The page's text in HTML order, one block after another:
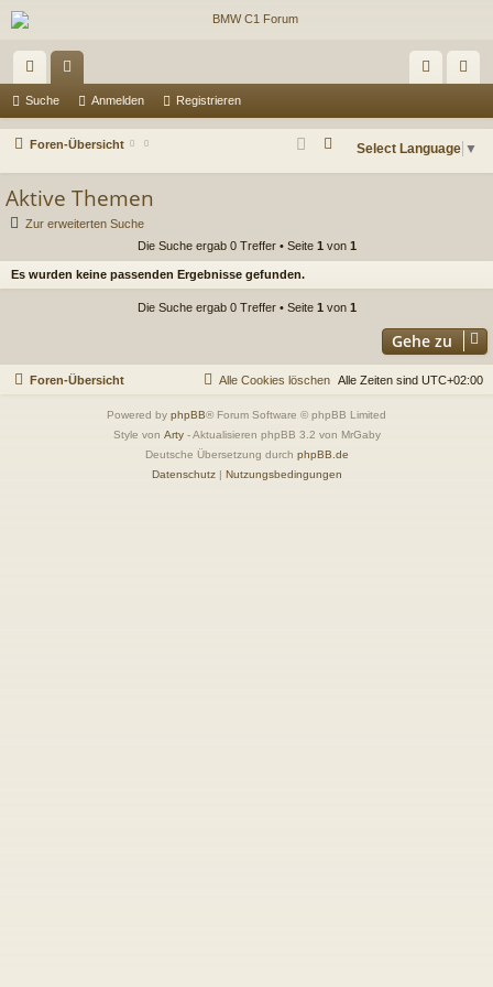
ch
ne
ug
riff
en m ist
Suche Anmelden Registrieren
Foren-Übersicht Select Language ▼
Aktive Themen
Zur erweiterten Suche
Die Suche ergab 0 Treffer • Seite 1 von 1
Es wurden keine passenden Ergebnisse gefunden.
Die Suche ergab 0 Treffer • Seite 1 von 1
Gehe zu
Foren-Übersicht Alle Zeiten sind UTC+02:00
Alle Cookies löschen
Powered by phpBB® Forum Software © phpBB Limited
Style von Arty- Aktualisieren phpBB 3.2 von MrGaby
Deutsche Übersetzung durch phpBB.de
Datenschutz| Nutzungsbedingungen